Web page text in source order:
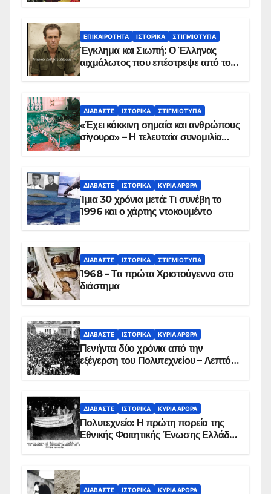
ΕΠΙΚΑΙΡΌΤΗΤΑ ΙΣΤΟΡΙΚΆ ΣΤΙΓΜΙΌΤΥΠΑ
Έγκλημα και Σιωπή: Ο Έλληνας
αιχμάλωτος που επέστρεψε από το
ΔΙΑΒΆΣΤΕ ΙΣΤΟΡΙΚΆ ΣΤΙΓΜΙΌΤΥΠΑ
«Έχει κόκκινη σημαία και ανθρώπους
σίγουρα» – Η τελευταία συνομιλία
ΔΙΑΒΆΣΤΕ ΙΣΤΟΡΙΚΆ ΚΥΡΙΑ ΑΡΘΡΑ
Ίμια 30 χρόνια μετά: Τι συνέβη το
1996 και ο χάρτης ντοκουμέντο
ΔΙΑΒΆΣΤΕ ΙΣΤΟΡΙΚΆ ΣΤΙΓΜΙΌΤΥΠΑ
1968 – Τα πρώτα Χριστούγεννα στο
διάστημα
ΔΙΑΒΆΣΤΕ ΙΣΤΟΡΙΚΆ ΚΥΡΙΑ ΑΡΘΡΑ
Πενήντα δύο χρόνια από την
εξέγερση του Πολυτεχνείου – Λεπτό
ΔΙΑΒΆΣΤΕ ΙΣΤΟΡΙΚΆ ΚΥΡΙΑ ΑΡΘΡΑ
Πολυτεχνείο: Η πρώτη πορεία της
Εθνικής Φοιτητικής Ένωσης Ελλάδος
ΔΙΑΒΆΣΤΕ ΙΣΤΟΡΙΚΆ ΚΥΡΙΑ ΑΡΘΡΑ